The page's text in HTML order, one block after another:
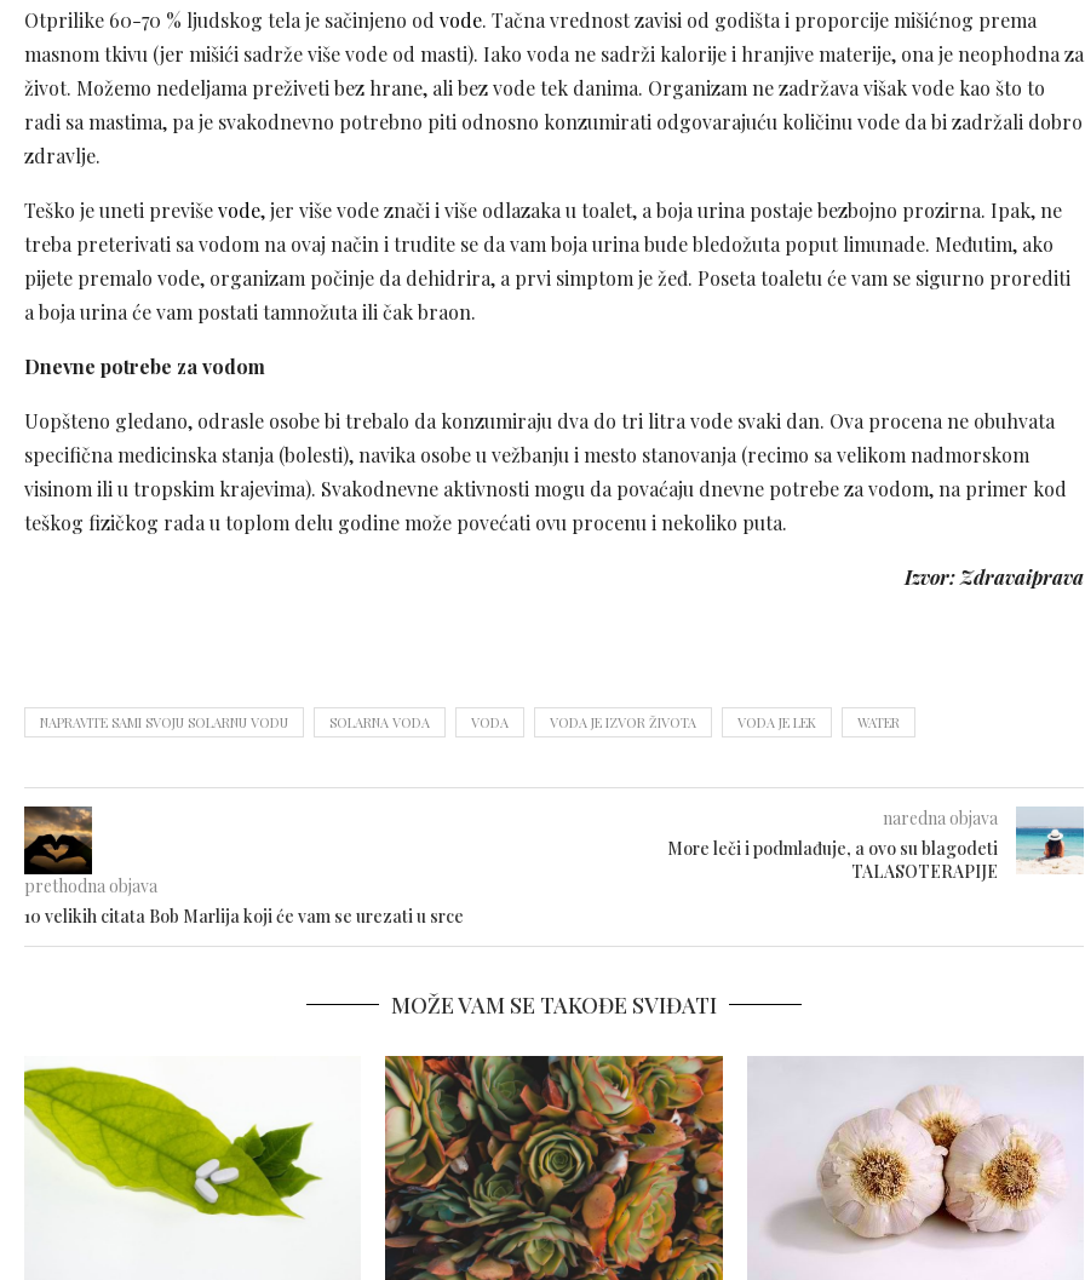
Otprilike 60-70 % ljudskog tela je sačinjeno od vode. Tačna vrednost zavisi od godišta i proporcije mišićnog prema
masnom tkivu (jer mišići sadrže više vode od masti). Iako voda ne sadrži kalorije i hranjive materije, ona je neophodna za
život. Možemo nedeljama preživeti bez hrane, ali bez vode tek danima. Organizam ne zadržava višak vode kao što to
radi sa mastima, pa je svakodnevno potrebno piti odnosno konzumirati odgovarajuću količinu vode da bi zadržali dobro
zdravlje.
Teško je uneti previševode, jer više vode znači i više odlazaka u toalet, a boja urina postaje bezbojno prozirna. Ipak, ne
treba preterivati sa vodom na ovaj način i trudite se da vam boja urina bude bledožuta poput limunade. Međutim, ako
pijete premalo vode, organizam počinje da dehidrira, a prvi simptom je žeđ. Poseta toaletu će vam se sigurno prorediti
a boja urina će vam postati tamnožuta ili čak braon.
Dnevne potrebe za vodom
Uopšteno gledano, odrasle osobe bi trebalo da konzumiraju dva do tri litra vode svaki dan. Ova procena ne obuhvata
specifična medicinska stanja (bolesti), navika osobe u vežbanju i mesto stanovanja (recimo sa velikom nadmorskom
visinom ili u tropskim krajevima). Svakodnevne aktivnosti mogu da povaćaju dnevne potrebe za vodom, na primer kod
teškog fizičkog rada u toplom delu godine može povećati ovu procenu i nekoliko puta.
Izvor: Zdravaiprava
NAPRAVITE SAMI SVOJU SOLARNU VODU SOLARNA VODA VODA VODA JE IZVOR ŽIVOTA VODA JE LEK WATER
prethodna objava
10 velikih citata Bob Marlija koji će vam se urezati u srce
naredna objava
More leči i podmlađuje, a ovo su blagodeti
TALASOTERAPIJE
MOŽE VAM SE TAKOĐE SVIĐATI